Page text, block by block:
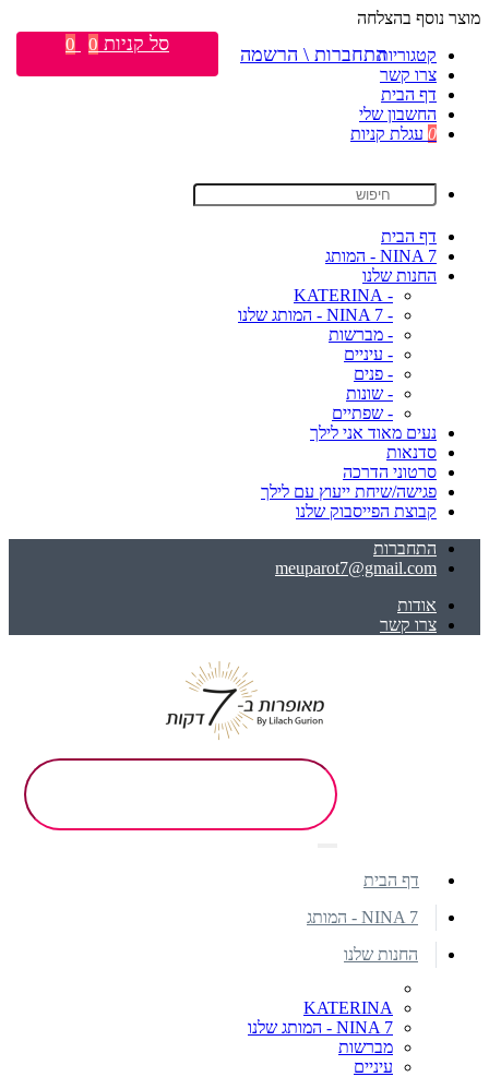
מוצר נוסף בהצלחה
קטגוריות
צרו קשר
דף הבית
החשבון שלי
0 עגלת קניות
דף הבית
NINA 7 - המותג
החנות שלנו
- KATERINA
- NINA 7 - המותג שלנו
- מברשות
- עיניים
- פנים
- שונות
- שפתיים
נעים מאוד אני לילך
סדנאות
סרטוני הדרכה
פגישה/שיחת ייעוץ עם לילך
קבוצת הפייסבוק שלנו
התחברות
meuparot7@gmail.com
אודות
צרו קשר
התחברות \ הרשמה סל קניות 0
0
דף הבית
NINA 7 - המותג
החנות שלנו
KATERINA
NINA 7 - המותג שלנו
מברשות
עיניים